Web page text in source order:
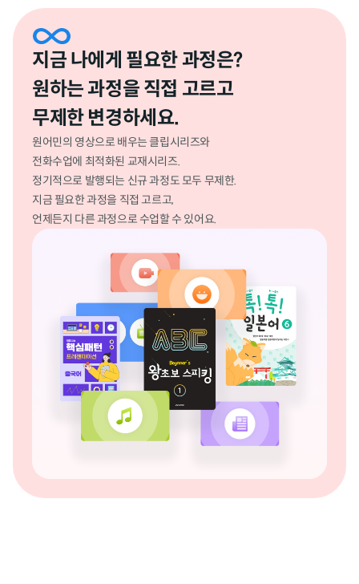
지금 나에게 필요한 과정은?
원하는 과정을 직접 고르고
무제한 변경하세요.
원어민의 영상으로 배우는 클립시리즈와
전화수업에 최적화된 교재시리즈.
정기적으로 발행되는 신규 과정도 모두 무제한.
지금 필요한 과정을 직접 고르고,
언제든지 다른 과정으로 수업할 수 있어요.